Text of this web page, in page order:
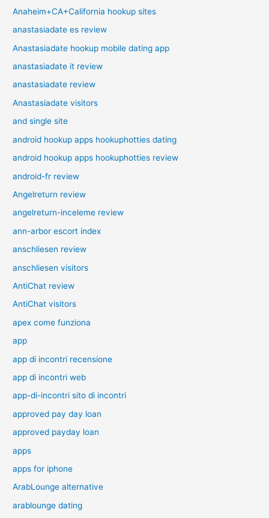
Anaheim+CA+California hookup sites
anastasiadate es review
Anastasiadate hookup mobile dating app
anastasiadate it review
anastasiadate review
Anastasiadate visitors
and single site
android hookup apps hookuphotties dating
android hookup apps hookuphotties review
android-fr review
Angelreturn review
angelreturn-inceleme review
ann-arbor escort index
anschliesen review
anschliesen visitors
AntiChat review
AntiChat visitors
apex come funziona
app
app di incontri recensione
app di incontri web
app-di-incontri sito di incontri
approved pay day loan
approved payday loan
apps
apps for iphone
ArabLounge alternative
arablounge dating